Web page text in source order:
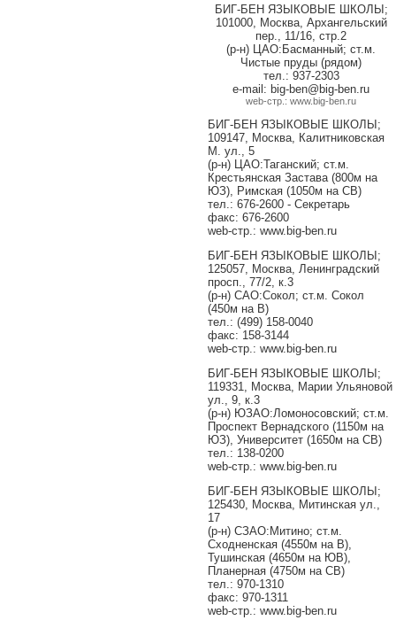
БИГ-БЕН ЯЗЫКОВЫЕ ШКОЛЫ;
101000, Москва, Архангельский
пер., 11/16, стр.2
(р-н) ЦАО:Басманный; ст.м.
Чистые пруды (рядом)
тел.: 937-2303
e-mail: big-ben@big-ben.ru
web-стр.: www.big-ben.ru
БИГ-БЕН ЯЗЫКОВЫЕ ШКОЛЫ;
109147, Москва, Калитниковская
М. ул., 5
(р-н) ЦАО:Таганский; ст.м.
Крестьянская Застава (800м на
ЮЗ), Римская (1050м на СВ)
тел.: 676-2600 - Секретарь
факс: 676-2600
web-стр.: www.big-ben.ru
БИГ-БЕН ЯЗЫКОВЫЕ ШКОЛЫ;
125057, Москва, Ленинградский
просп., 77/2, к.3
(р-н) САО:Сокол; ст.м. Сокол
(450м на В)
тел.: (499) 158-0040
факс: 158-3144
web-стр.: www.big-ben.ru
БИГ-БЕН ЯЗЫКОВЫЕ ШКОЛЫ;
119331, Москва, Марии Ульяновой
ул., 9, к.3
(р-н) ЮЗАО:Ломоносовский; ст.м.
Проспект Вернадского (1150м на
ЮЗ), Университет (1650м на СВ)
тел.: 138-0200
web-стр.: www.big-ben.ru
БИГ-БЕН ЯЗЫКОВЫЕ ШКОЛЫ;
125430, Москва, Митинская ул.,
17
(р-н) СЗАО:Митино; ст.м.
Сходненская (4550м на В),
Тушинская (4650м на ЮВ),
Планерная (4750м на СВ)
тел.: 970-1310
факс: 970-1311
web-стр.: www.big-ben.ru